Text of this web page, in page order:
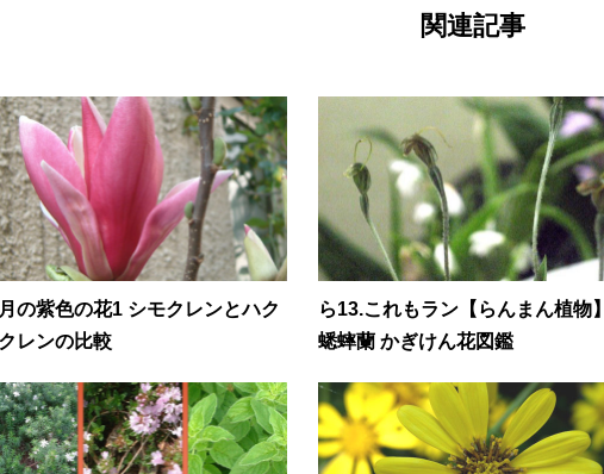
関連記事
の紫色の花1 シモクレンとハク
レンの比較
ら13.これもラン【らんまん植物】
蟋蟀蘭 かぎけん花図鑑